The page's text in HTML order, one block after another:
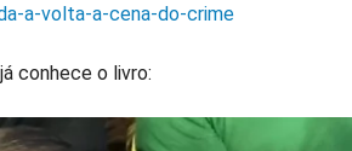
a-volta-a-cena-do-crime
conhece o livro: